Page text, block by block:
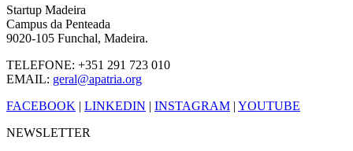
Startup Madeira
Campus da Penteada
9020-105 Funchal, Madeira.
TELEFONE: +351 291 723 010
EMAIL: geral@apatria.org
FACEBOOK | LINKEDIN | INSTAGRAM | YOUTUBE
NEWSLETTER